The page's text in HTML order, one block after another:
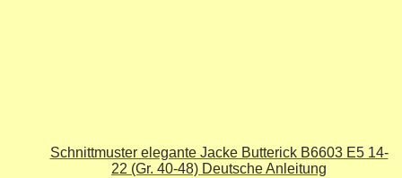
Schnittmuster elegante Jacke Butterick B6603 E5 14-
22 (Gr. 40-48) Deutsche Anleitung